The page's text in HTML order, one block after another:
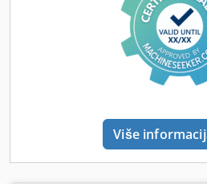
Više